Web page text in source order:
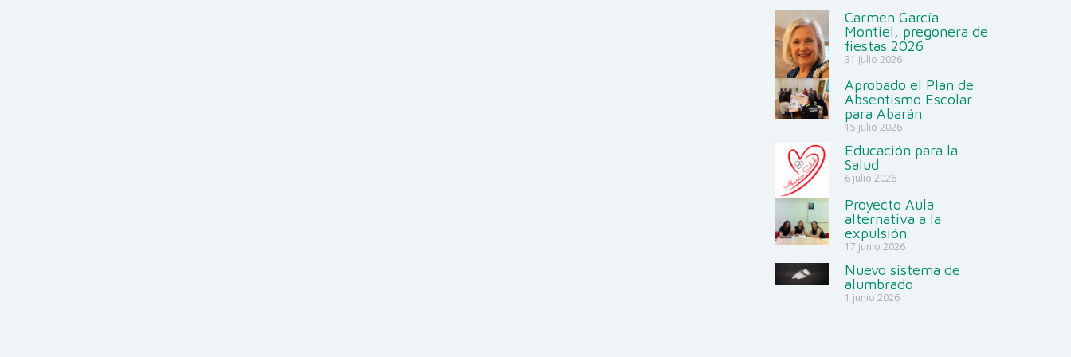
Carmen García
Montiel, pregonera de
fiestas 2026
31 julio 2026
Aprobado el Plan de
Absentismo Escolar
para Abarán
15 julio 2026
Educación para la
Salud
6 julio 2026
Proyecto Aula
alternativa a la
expulsión
17 junio 2026
Nuevo sistema de
alumbrado
1 junio 2026